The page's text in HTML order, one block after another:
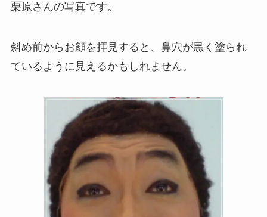
栗原さんの写真です。
斜め前からお顔を拝見すると、鼻穴が黒く塗られ
ているように見えるかもしれません。